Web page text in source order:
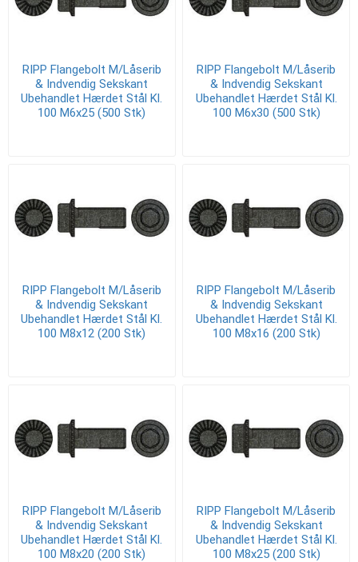
RIPP Flangebolt M/Låserib
& Indvendig Sekskant
Ubehandlet Hærdet Stål Kl.
100 M6x25 (500 Stk)
RIPP Flangebolt M/Låserib
& Indvendig Sekskant
Ubehandlet Hærdet Stål Kl.
100 M6x30 (500 Stk)
RIPP Flangebolt M/Låserib
& Indvendig Sekskant
Ubehandlet Hærdet Stål Kl.
100 M8x12 (200 Stk)
RIPP Flangebolt M/Låserib
& Indvendig Sekskant
Ubehandlet Hærdet Stål Kl.
100 M8x16 (200 Stk)
RIPP Flangebolt M/Låserib
& Indvendig Sekskant
Ubehandlet Hærdet Stål Kl.
100 M8x20 (200 Stk)
RIPP Flangebolt M/Låserib
& Indvendig Sekskant
Ubehandlet Hærdet Stål Kl.
100 M8x25 (200 Stk)